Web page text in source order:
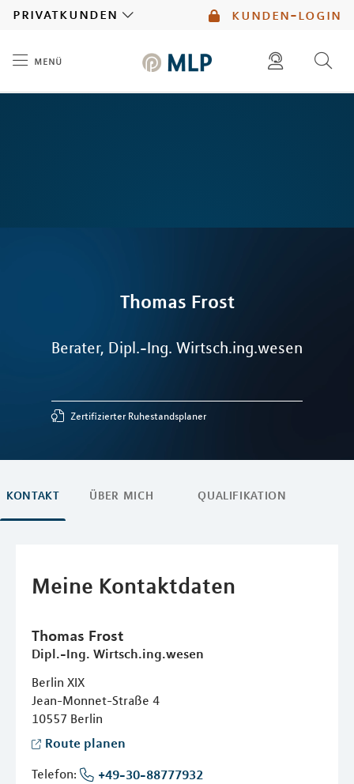
kunden-login
privatkunden
menü
Thomas Frost
Berater, Dipl.-Ing. Wirtsch.ing.wesen
Zertifizierter Ruhestandsplaner
KONTAKT ÜBER MICH QUALIFIKATION
Meine Kontaktdaten
Thomas Frost
Dipl.-Ing. Wirtsch.ing.wesen
Berlin XIX
Jean-Monnet-Straße 4
10557 Berlin
Route planen
Telefon:
+49-30-88777932